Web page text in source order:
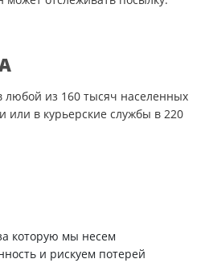
любой из 160 тысяч населенных
или в курьерские службы в 220
которую мы несем
и рискуем потерей